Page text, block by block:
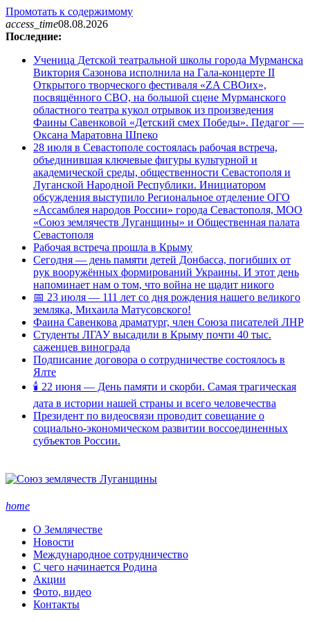
Промотать к содержимому
access_time08.08.2026
Последние:
Ученица Детской театральной школы города Мурманска
Виктория Сазонова исполнила на Гала-концерте II
Открытого творческого фестиваля «ZA СВОих»,
посвящённого СВО, на большой сцене Мурманского
областного театра кукол отрывок из произведения
Фаины Савенковой «Детский смех Победы». Педагог —
Оксана Маратовна Шпеко
28 июля в Севастополе состоялась рабочая встреча,
объединившая ключевые фигуры культурной и
академической среды, общественности Севастополя и
Луганской Народной Республики. Инициатором
обсуждения выступило Региональное отделение ОГО
«Ассамблея народов России» города Севастополя, МОО
«Союз землячеств Луганщины» и Общественная палата
Севастополя
Рабочая встреча прошла в Крыму
Сегодня — день памяти детей Донбасса, погибших от
рук вооружённых формирований Украины. И этот день
напоминает нам о том, что война не щадит никого
📅 23 июля — 111 лет со дня рождения нашего великого
земляка, Михаила Матусовского!
Фаина Савенкова драматург, член Союза писателей ЛНР
Студенты ЛГАУ высадили в Крыму почти 40 тыс.
саженцев винограда
Подписание договора о сотрудничестве состоялось в
Ялте
🕯 22 июня — День памяти и скорби. Самая трагическая
дата в истории нашей страны и всего человечества
Президент по видеосвязи проводит совещание о
социально-экономическом развитии воссоединенных
субъектов России.
home
О Землячестве
Новости
Международное сотрудничество
С чего начинается Родина
Акции
Фото, видео
Контакты